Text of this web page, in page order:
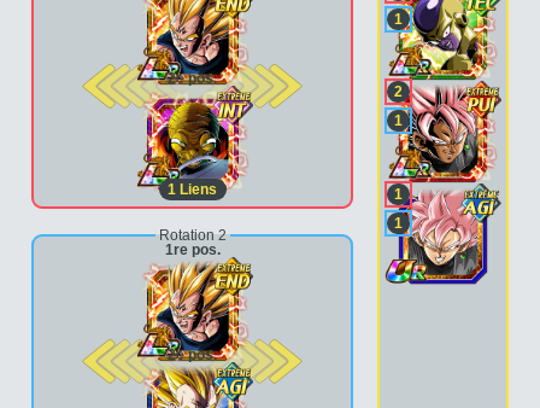
2e pos.
1 Liens
Rotation 2
1re pos.
2e pos.
1
2
1
1
1